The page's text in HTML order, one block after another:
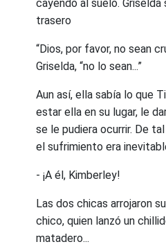
cayendo al suelo.
trasero
“Dios, por favor, no sean
Griselda, “no lo sean...”
Aun así, ella sabía lo que
estar ella en su lugar, le
se le pudiera ocurrir. De
el sufrimiento era
- ¡A él, Kimberley!
Las dos chicas arrojaron
chico, quien lanzó un
matadero...